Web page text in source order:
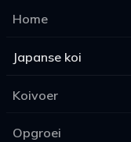
Home
Japanse koi
Koivoer
Opgroei